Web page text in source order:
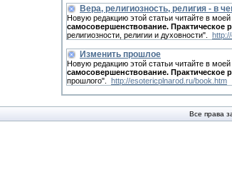
Вера, религиозность, религия - в
Новую редакцию этой статьи читайте в моей
самосовершенствование. Практическое
религиозности, религии и духовности".
Изменить прошлое
Новую редакцию этой статьи читайте в моей
самосовершенствование. Практическое
прошлого". http://esotericplnarod.ru/book.htm
Все права